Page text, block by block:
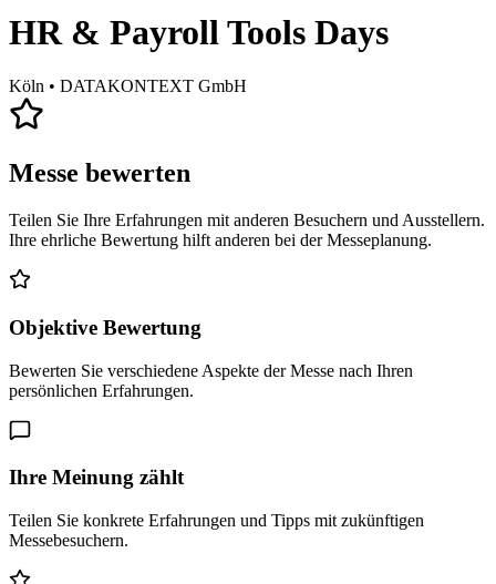
HR & Payroll Tools Days
Köln • DATAKONTEXT GmbH
Messe bewerten
Teilen Sie Ihre Erfahrungen mit anderen Besuchern und Ausstellern.
Ihre ehrliche Bewertung hilft anderen bei der Messeplanung.
Objektive Bewertung
Bewerten Sie verschiedene Aspekte der Messe nach Ihren
persönlichen Erfahrungen.
Ihre Meinung zählt
Teilen Sie konkrete Erfahrungen und Tipps mit zukünftigen
Messebesuchern.